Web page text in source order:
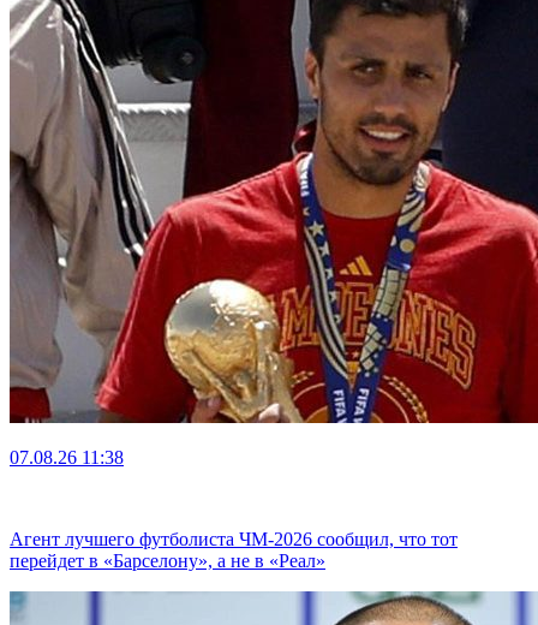
07.08.26 11:38
Агент лучшего футболиста ЧМ-2026 cообщил, что тот
перейдет в «Барселону», а не в «Реал»